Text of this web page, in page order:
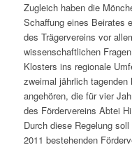
Zugleich haben die
Schaffung eines Beirates
des Trägervereins vor
wissenschaftlichen
Klosters ins regionale
zweimal jährlich
angehören, die für vier
des Fördervereins Abtei
Durch diese Regelung
2011 bestehenden